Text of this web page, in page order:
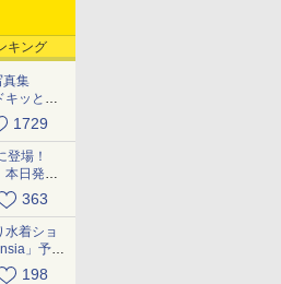
キング
真集
キッとす
戦
1729
登場！
本日発
363
水着ショ
」予約
198